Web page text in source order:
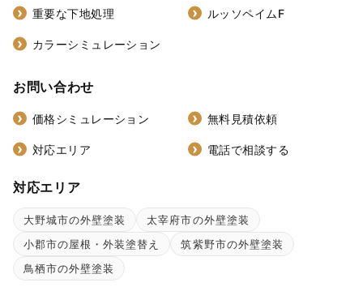
重要な下地処理 ルッソペイムF
カラーシミュレーション
お問い合わせ
価格シミュレーション 無料見積依頼
対応エリア 電話で相談する
対応エリア
大野城市の外壁塗装
太宰府市の外壁塗装
小郡市の屋根・外装塗替え
筑紫野市の外壁塗装
鳥栖市の外壁塗装